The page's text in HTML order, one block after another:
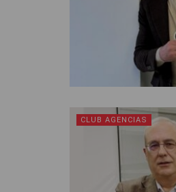
CLUB AGENCIAS